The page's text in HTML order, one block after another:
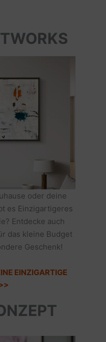
oder deine
es Einzigartigeres
Entdecke auch
das kleine Budget
Geschenk!
EINZIGARTIGE